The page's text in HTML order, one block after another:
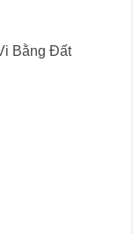
Bằng Đất